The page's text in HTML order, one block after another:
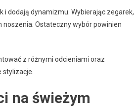
i dodają dynamizmu. Wybierając zegarek,
Ostateczny wybór powinien
z różnymi odcieniami oraz
na świeżym